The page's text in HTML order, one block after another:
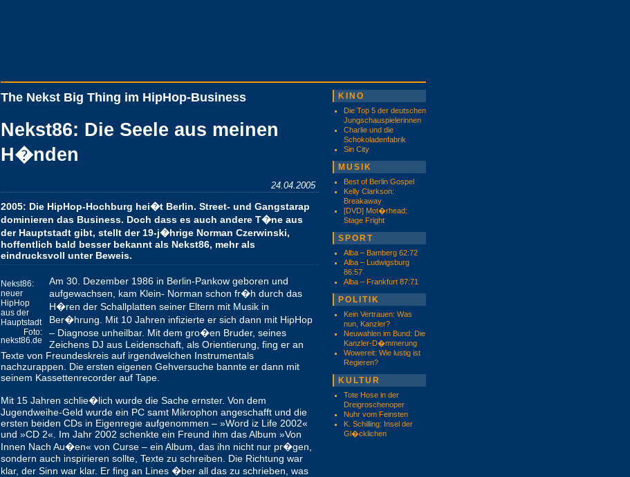
The Nekst Big Thing im HipHop-Business
Nekst86: Die Seele aus meinen
H�nden
24.04.2005
2005: Die HipHop-Hochburg hei�t Berlin. Street- und Gangstarap
dominieren das Business. Doch dass es auch andere T�ne aus
der Hauptstadt gibt, stellt der 19-j�hrige Norman Czerwinski,
hoffentlich bald besser bekannt als Nekst86, mehr als
eindrucksvoll unter Beweis.
Nekst86:
neuer
HipHop
aus der
Hauptstadt
Foto:
nekst86.de
Am 30. Dezember 1986 in Berlin-Pankow geboren und
aufgewachsen, kam Klein- Norman schon fr�h durch das
H�ren der Schallplatten seiner Eltern mit Musik in
Ber�hrung. Mit 10 Jahren infizierte er sich dann mit HipHop
– Diagnose unheilbar. Mit dem gro�en Bruder, seines
Zeichens DJ aus Leidenschaft, als Orientierung, fing er an
Texte von Freundeskreis auf irgendwelchen Instrumentals
nachzurappen. Die ersten eigenen Gehversuche bannte er dann mit
seinem Kassettenrecorder auf Tape.
Mit 15 Jahren schlie�lich wurde die Sache ernster. Von dem
Jugendweihe-Geld wurde ein PC samt Mikrophon angeschafft und die
ersten beiden CDs in Eigenregie aufgenommen – »Word iz Life 2002«
und »CD 2«. Im Jahr 2002 schenkte ein Freund ihm das Album »Von
Innen Nach Au�en« von Curse – ein Album, das ihn nicht nur pr�gen,
sondern auch inspirieren sollte, Texte zu schreiben. Die Richtung war
klar, der Sinn war klar. Er fing an Lines �ber all das zu schrieben, was
KINO
Die Top 5 der deutschen
Jungschauspielerinnen
Charlie und die
Schokoladenfabrik
Sin City
MUSIK
Best of Berlin Gospel
Kelly Clarkson:
Breakaway
[DVD] Mot�rhead:
Stage Fright
SPORT
Alba – Bamberg 62:72
Alba – Ludwigsburg
86:57
Alba – Frankfurt 87:71
POLITIK
Kein Vertrauen: Was
nun, Kanzler?
Neuwahlen im Bund: Die
Kanzler-D�mmerung
Wowereit: Wie lustig ist
Regieren?
KULTUR
Tote Hose in der
Dreigroschenoper
Nuhr vom Feinsten
K. Schilling: Insel der
Gl�cklichen